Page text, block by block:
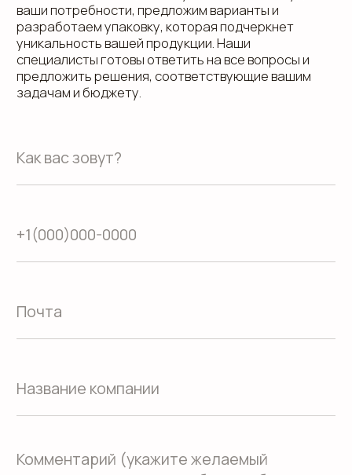
Пользовательское соглашение
Положение о защите
персональных данных
Согласие на обработку персональных
данных